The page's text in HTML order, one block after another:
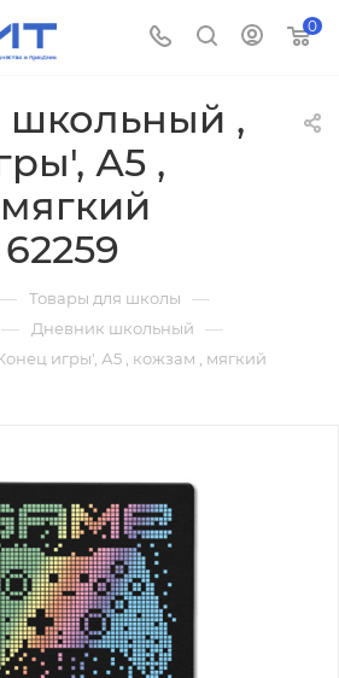
0
,
А5 ,
— Товары для школы —
— Дневник школьный —
игры', А5 , кожзам , мягкий